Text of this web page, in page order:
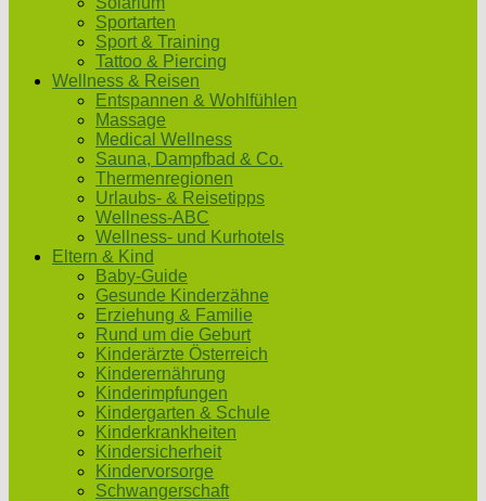
Sportarten
Sport & Training
Tattoo & Piercing
Wellness & Reisen
Entspannen & Wohlfühlen
Massage
Medical Wellness
Sauna, Dampfbad & Co.
Thermenregionen
Urlaubs- & Reisetipps
Wellness-ABC
Wellness- und Kurhotels
Eltern & Kind
Baby-Guide
Gesunde Kinderzähne
Erziehung & Familie
Rund um die Geburt
Kinderärzte Österreich
Kinderernährung
Kinderimpfungen
Kindergarten & Schule
Kinderkrankheiten
Kindersicherheit
Kindervorsorge
Schwangerschaft